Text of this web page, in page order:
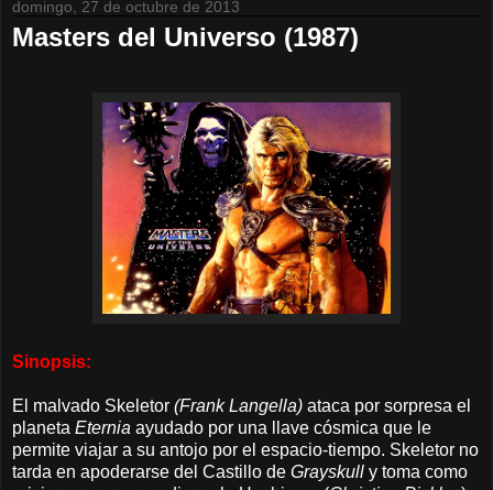
domingo, 27 de octubre de 2013
Masters del Universo (1987)
Sinopsis:
El malvado Skeletor (Frank Langella) ataca por sorpresa el
planeta Eternia ayudado por una llave cósmica que le
permite viajar a su antojo por el espacio-tiempo. Skeletor no
tarda en apoderarse del Castillo de Grayskull y toma como